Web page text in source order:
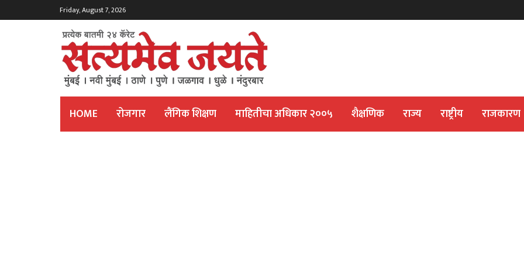
Friday, August 7, 2026
HOME रोजगार लैंगिक शिक्षण माहितीचा अधिकार २००५ शैक्षणिक राज्य राष्ट्रीय राजकारण